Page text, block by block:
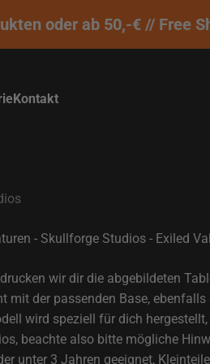
oder ab 50,-€ // Free
Kontakt
- Skullforge Studios - Exiled
wir dir die abgebildeten
mit der passenden Base,
wird speziell für dich
beachte also bitte mögliche
unter 3 Jahren geeignet,